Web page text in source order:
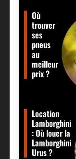
Où
trouver
ses
pneus
au
meilleur
prix ?
Location
Lamborghini
: Où louer la
Lamborghini
Urus ?